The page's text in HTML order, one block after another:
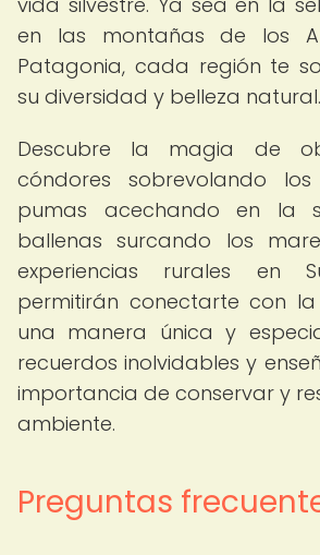
en las montañas de los
Patagonia, cada región te
su diversidad y belleza natural.
Descubre la magia de
cóndores sobrevolando
pumas acechando en la
ballenas surcando los
experiencias rurales en
permitirán conectarte con
una manera única y
recuerdos inolvidables y
importancia de conservar y
ambiente.
Preguntas